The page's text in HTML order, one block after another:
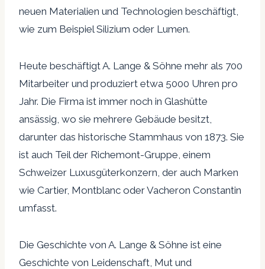
neuen Materialien und Technologien beschäftigt,
wie zum Beispiel Silizium oder Lumen.
Heute beschäftigt A. Lange & Söhne mehr als 700
Mitarbeiter und produziert etwa 5000 Uhren pro
Jahr. Die Firma ist immer noch in Glashütte
ansässig, wo sie mehrere Gebäude besitzt,
darunter das historische Stammhaus von 1873. Sie
ist auch Teil der Richemont-Gruppe, einem
Schweizer Luxusgüterkonzern, der auch Marken
wie Cartier, Montblanc oder Vacheron Constantin
umfasst.
Die Geschichte von A. Lange & Söhne ist eine
Geschichte von Leidenschaft, Mut und